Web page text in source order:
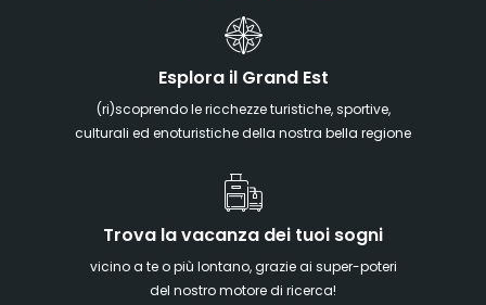
Esplora il Grand Est
(ri)scoprendo le ricchezze turistiche, sportive,
culturali ed enoturistiche della nostra bella regione
Trova la vacanza dei tuoi sogni
vicino a te o più lontano, grazie ai super-poteri
del nostro motore di ricerca!